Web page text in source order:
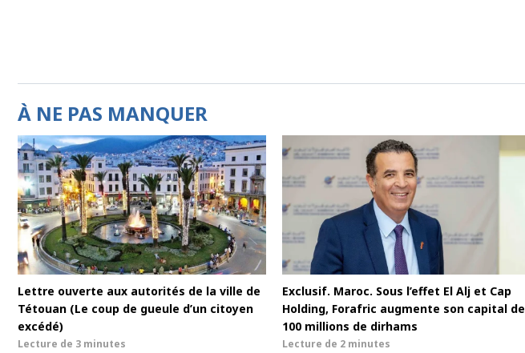
À NE PAS MANQUER
Lettre ouverte aux autorités de la ville de
Tétouan (Le coup de gueule d’un citoyen
excédé)
Lecture de 3 minutes
Exclusif. Maroc. Sous l’effet El Alj et Cap
Holding, Forafric augmente son capital de
100 millions de dirhams
Lecture de 2 minutes